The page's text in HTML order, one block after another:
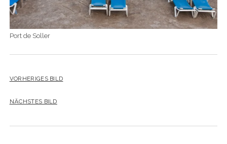
Port de Soller
VORHERIGES BILD
NÄCHSTES BILD